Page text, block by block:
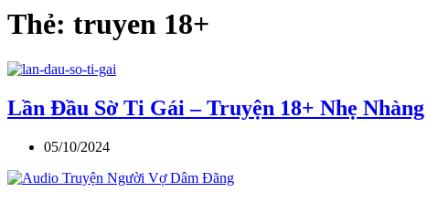
Thẻ: truyen 18+
Lần Đầu Sờ Ti Gái – Truyện 18+ Nhẹ Nhàng
05/10/2024